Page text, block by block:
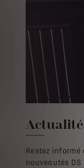
Restez
nouveautés